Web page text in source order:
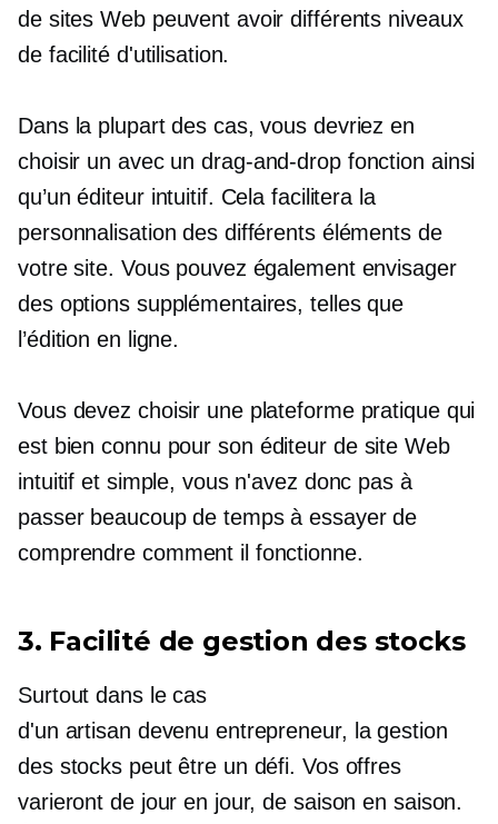
de sites Web peuvent avoir différents niveaux
de facilité d'utilisation.
Dans la plupart des cas, vous devriez en
choisir un avec undrag-and-dropfonction ainsi
qu’un éditeur intuitif. Cela facilitera la
personnalisation des différents éléments de
votre site. Vous pouvez également envisager
des options supplémentaires, telles que
l’édition en ligne.
Vous devez choisir une plateforme pratique qui
est bien connu pour son éditeur de site Web
intuitif et simple, vous n'avez donc pas à
passer beaucoup de temps à essayer de
comprendre comment il fonctionne.
3. Facilité de gestion des stocks
Surtout dans le cas
d'un artisan devenu entrepreneur, la gestion
des stocks peut être un défi. Vos offres
varieront de jour en jour, de saison en saison.